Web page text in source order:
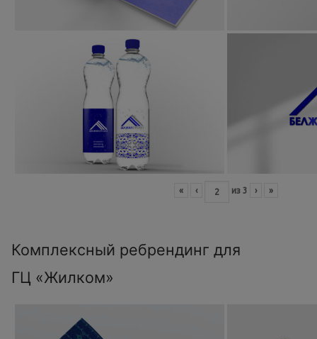
« ‹ из 3 › »
Комплексный ребрендинг для
ГЦ «Жилком»